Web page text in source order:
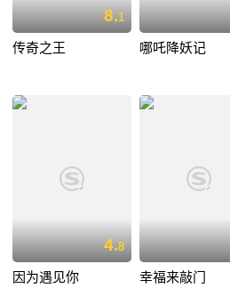
8.1
传奇之王 哪吒降妖记
4.8
因为遇见你 幸福来敲门